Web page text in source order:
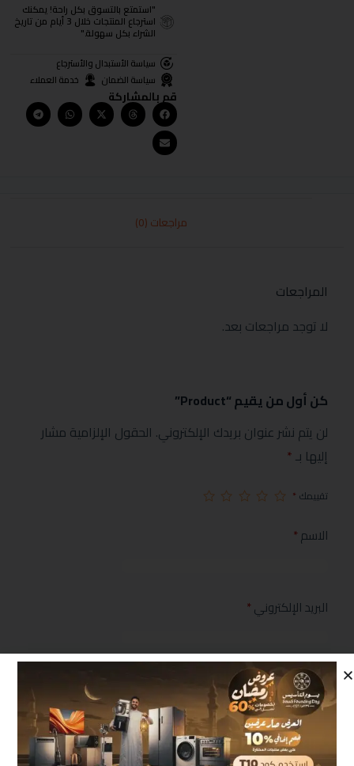
"استمتع بالتسوق بكل راحة! يمكنك
استرجاع المنتجات خلال 3 أيام من تاريخ
الشراء بكل سهولة."
سياسة الأستبدال والأسترجاع
سياسة الضمان
خدمة العملاء
قم بالمشاركة
مراجعات (0)
المراجعات
لا توجد مراجعات بعد.
كن أول من يقيم “Product”
لن يتم نشر عنوان بريدك الإلكتروني. الحقول الإلزامية مشار
إليها بـ*
تقييمك *
الاسم*
البريد الإلكتروني*
مراجعتك*